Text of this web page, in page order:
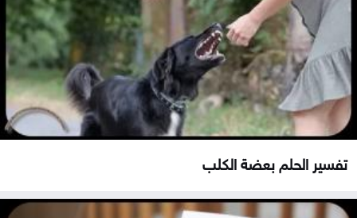
تفسير الحلم بعضة الكلب